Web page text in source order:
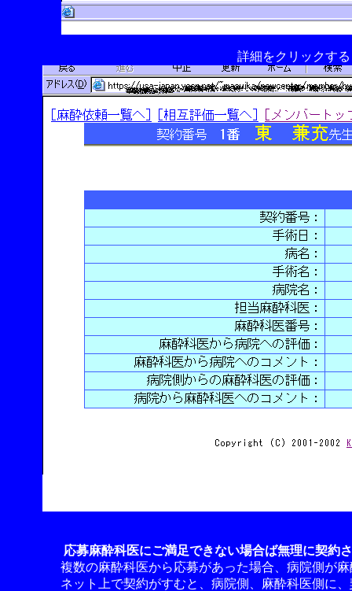
詳細をクリックす
応募麻酔科医にご満足できない場合ば無理に契約
複数の麻酔科医から応募があった場合、病院側が麻
ネット上で契約がすむと、病院側、麻酔科医側に、